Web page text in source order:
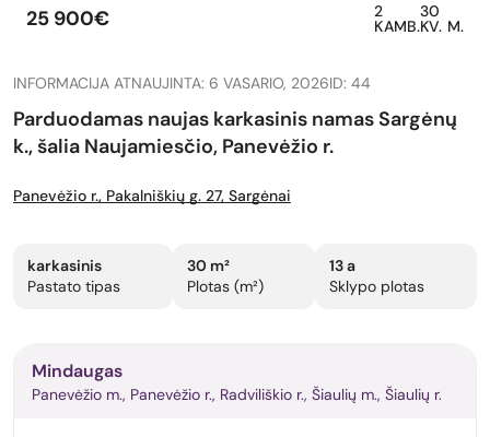
25 900€ 2
KAMB.
30
KV. M.
INFORMACIJA ATNAUJINTA: 6 VASARIO, 2026ID: 44
Parduodamas naujas karkasinis namas Sargėnų
k., šalia Naujamiesčio, Panevėžio r.
Panevėžio r., Pakalniškių g. 27, Sargėnai
karkasinis
Pastato tipas
30 m²
Plotas (m²)
13 a
Sklypo plotas
Mindaugas
Panevėžio m., Panevėžio r., Radviliškio r., Šiaulių m., Šiaulių r.